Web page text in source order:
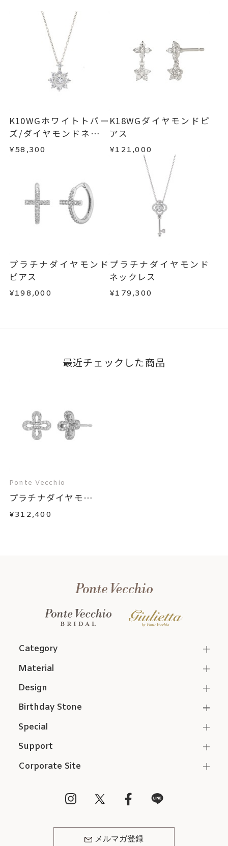
K10WGホワイトトパー
ズ/ダイヤモンドネック
レス
¥58,300
K18WGダイヤモンドピ
アス
¥121,000
プラチナダイヤモンド
ピアス
¥198,000
プラチナダイヤモンド
ネックレス
¥179,300
最近チェックした商品
Ponte Vecchio
プラチナダイヤモン
ド...
¥312,400
Category
Support
Corporate Site
メルマガ登録
Material
Design
Birthday Stone
Special